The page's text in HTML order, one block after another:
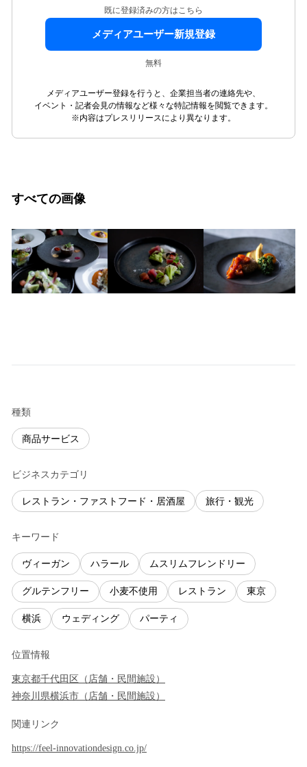
既に登録済みの方はこちら
メディアユーザー新規登録
無料
メディアユーザー登録を行うと、企業担当者の連絡先や、
イベント・記者会見の情報など様々な特記情報を閲覧できます。
※内容はプレスリリースにより異なります。
すべての画像
種類
商品サービス
ビジネスカテゴリ
レストラン・ファストフード・居酒屋 旅行・観光
キーワード
ヴィーガン ハラール ムスリムフレンドリー
グルテンフリー 小麦不使用 レストラン 東京
横浜 ウェディング パーティ
位置情報
東京都千代田区 （ 店舗・民間施設 ）
神奈川県横浜市 （ 店舗・民間施設 ）
関連リンク
https://feel-innovationdesign.co.jp/